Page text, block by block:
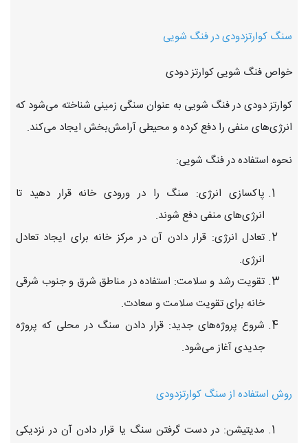
سنگ کوارتزدودی در فنگ شویی
خواص فنگ شویی کوارتز دودی
کوارتز دودی در فنگ شویی به عنوان سنگی زمینی شناخته می‌شود که
انرژی‌های منفی را دفع کرده و محیطی آرامش‌بخش ایجاد می‌کند.
نحوه استفاده در فنگ شویی:
پاکسازی انرژی: سنگ را در ورودی خانه قرار دهید تا
انرژی‌های منفی دفع شوند.
تعادل انرژی: قرار دادن آن در مرکز خانه برای ایجاد تعادل
انرژی.
تقویت رشد و سلامت: استفاده در مناطق شرق و جنوب شرقی
خانه برای تقویت سلامت و سعادت.
شروع پروژه‌های جدید: قرار دادن سنگ در محلی که پروژه
جدیدی آغاز می‌شود.
روش استفاده از سنگ کوارتزدودی
مدیتیشن: در دست گرفتن سنگ یا قرار دادن آن در نزدیکی